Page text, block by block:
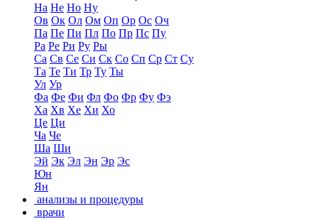
На Не Но Ну
Ов Ок Ол Ом Оп Ор Ос Оч
Па Пе Пи Пл По Пр Пс Пу
Ра Ре Ри Ру Ры
Са Св Се Си Ск Со Сп Ср Ст Су
Та Те Ти Тр Ту Ты
Ул Ур
Фа Фе Фи Фл Фо Фр Фу Фэ
Ха Хв Хе Хи Хо
Це Ци
Ча Че
Ша Ши
Эй Эк Эл Эн Эр Эс
Юн
Ян
анализы и процедуры
врачи